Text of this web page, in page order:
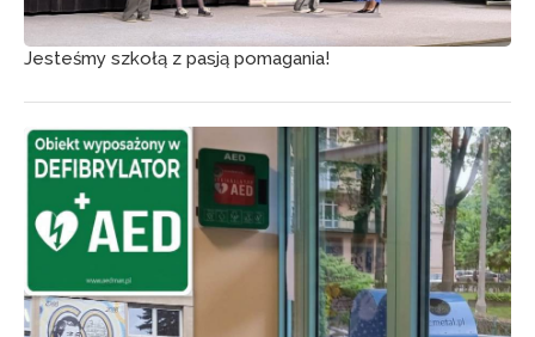
Jesteśmy szkołą z pasją pomagania!